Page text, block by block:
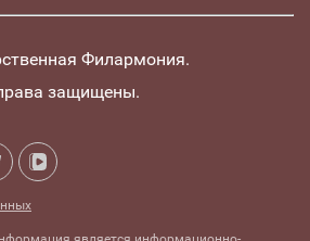
Филармония.
защищены.